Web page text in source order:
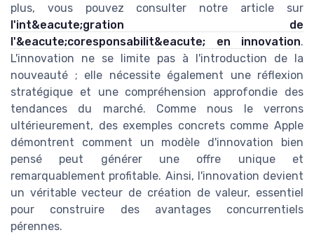
plus, vous pouvez consulter notre article sur
l'int&eacute;gration de
l'&eacute;coresponsabilit&eacute; en innovation.
L'innovation ne se limite pas à l'introduction de la
nouveauté ; elle nécessite également une réflexion
stratégique et une compréhension approfondie des
tendances du marché. Comme nous le verrons
ultérieurement, des exemples concrets comme Apple
démontrent comment un modèle d'innovation bien
pensé peut générer une offre unique et
remarquablement profitable. Ainsi, l'innovation devient
un véritable vecteur de création de valeur, essentiel
pour construire des avantages concurrentiels
pérennes.